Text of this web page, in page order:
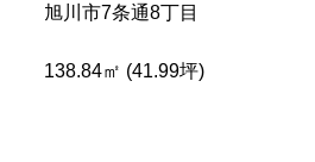
旭川市7条通8丁目
138.84㎡ (41.99坪)